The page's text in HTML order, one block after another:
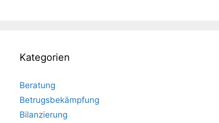
Kategorien
Beratung
Betrugsbekämpfung
Bilanzierung